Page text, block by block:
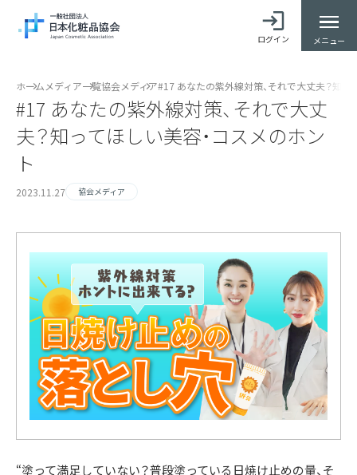
ログイン メニュー
ホーム メディア一覧協会メディア#17 あなたの紫外線対策、それで大丈夫？知っ
#17 あなたの紫外線対策、それで大丈
夫？知ってほしい美容・コスメのホン
ト
2023.11.27 協会メディア
“塗って満足していない？普段塗っている日焼け止めの量、そ